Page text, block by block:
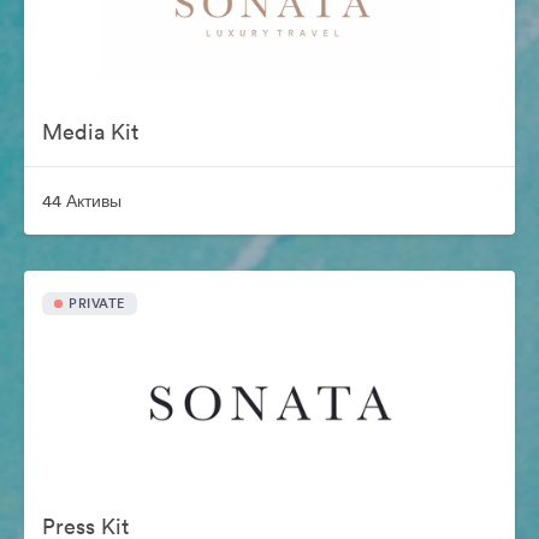
Media Kit
44 Активы
PRIVATE
Press Kit